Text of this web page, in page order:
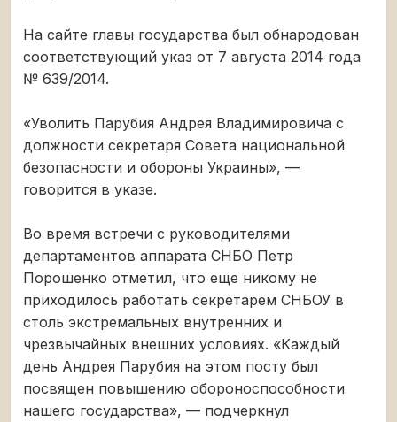
На сайте главы государства был обнародован
соответствующий указ от 7 августа 2014 года
№ 639/2014.
«Уволить Парубия Андрея Владимировича с
должности секретаря Совета национальной
безопасности и обороны Украины», —
говорится в указе.
Во время встречи с руководителями
департаментов аппарата СНБО Петр
Порошенко отметил, что еще никому не
приходилось работать секретарем СНБОУ в
столь экстремальных внутренних и
чрезвычайных внешних условиях. «Каждый
день Андрея Парубия на этом посту был
посвящен повышению обороноспособности
нашего государства», — подчеркнул